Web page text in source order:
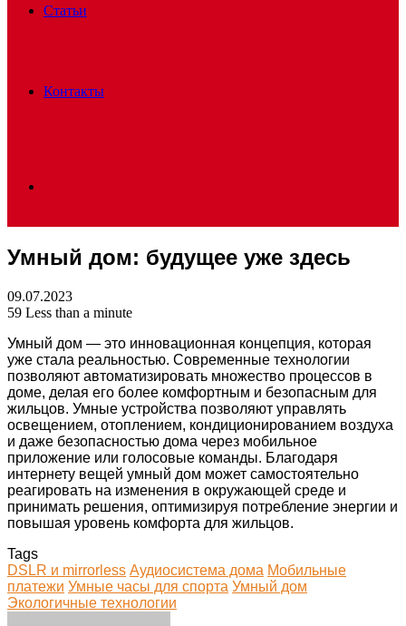
Статьи
Контакты
for
Умный дом: будущее уже здесь
09.07.2023
59 Less than a minute
Умный дом — это инновационная концепция, которая
уже стала реальностью. Современные технологии
позволяют автоматизировать множество процессов в
доме, делая его более комфортным и безопасным для
жильцов. Умные устройства позволяют управлять
освещением, отоплением, кондиционированием воздуха
и даже безопасностью дома через мобильное
приложение или голосовые команды. Благодаря
интернету вещей умный дом может самостоятельно
реагировать на изменения в окружающей среде и
принимать решения, оптимизируя потребление энергии и
повышая уровень комфорта для жильцов.
Tags
DSLR и mirrorless Аудиосистема дома Мобильные
платежи Умные часы для спорта Умный дом
Экологичные технологии